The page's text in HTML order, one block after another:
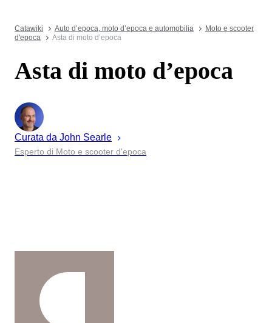
Catawiki Auto d’epoca, moto d’epoca e automobilia
Moto e scooter
d'epoca
Asta di moto d’epoca
Asta di moto d’epoca
Curata da John Searle
Esperto di Moto e scooter d'epoca